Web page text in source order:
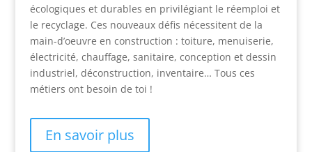
écologiques et durables en privilégiant le réemploi et
le recyclage. Ces nouveaux défis nécessitent de la
main-d’oeuvre en construction : toiture, menuiserie,
électricité, chauffage, sanitaire, conception et dessin
industriel, déconstruction, inventaire… Tous ces
métiers ont besoin de toi !
En savoir plus